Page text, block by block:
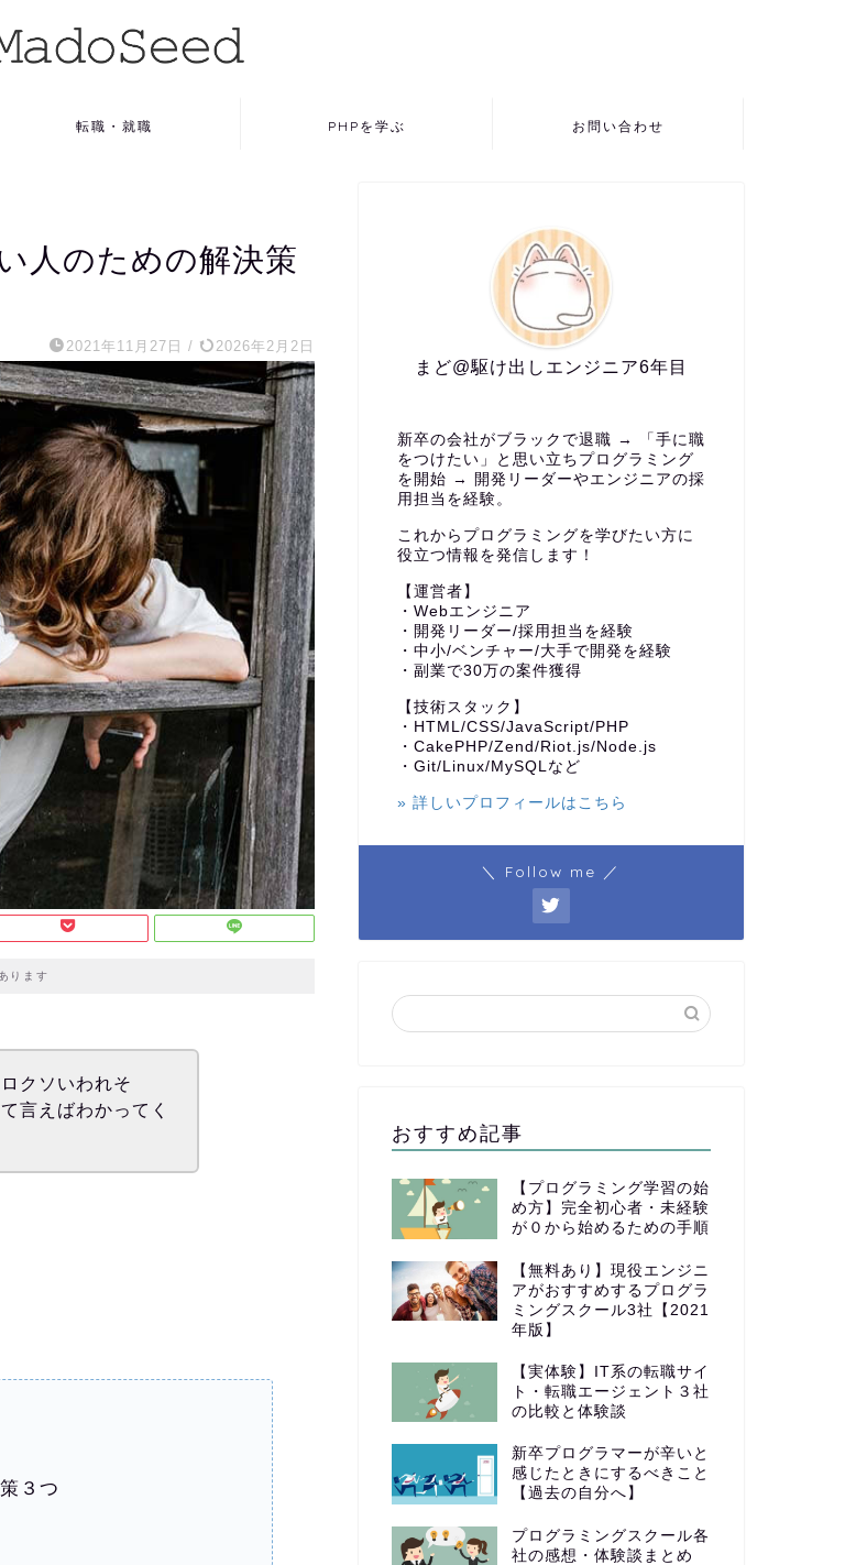
転職・就職 PHPを学ぶ お問い合わせ
人のための解決策
2021年11月27日 / 2026年2月2日
ります
クソいわれそ
言えばわかってく
３つ
まど@駆け出しエンジニア6年目
新卒の会社がブラックで退職 → 「手に職
をつけたい」と思い立ちプログラミング
を開始 → 開発リーダーやエンジニアの採
用担当を経験。
これからプログラミングを学びたい方に
役立つ情報を発信します！
【運営者】
・Webエンジニア
・開発リーダー/採用担当を経験
・中小/ベンチャー/大手で開発を経験
・副業で30万の案件獲得
【技術スタック】
・HTML/CSS/JavaScript/PHP
・CakePHP/Zend/Riot.js/Node.js
・Git/Linux/MySQLなど
» 詳しいプロフィールはこちら
＼ Follow me ／
おすすめ記事
【プログラミング学習の始
め方】完全初心者・未経験
が０から始めるための手順
【無料あり】現役エンジニ
アがおすすめするプログラ
ミングスクール3社【2021
年版】
【実体験】IT系の転職サイ
ト・転職エージェント３社
の比較と体験談
新卒プログラマーが辛いと
感じたときにするべきこと
【過去の自分へ】
プログラミングスクール各
社の感想・体験談まとめ